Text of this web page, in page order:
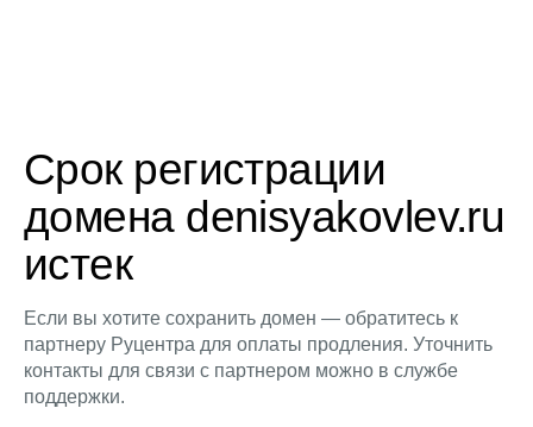
Срок регистрации
домена denisyakovlev.ru
истек
Если вы хотите сохранить домен — обратитесь к
партнеру Руцентра для оплаты продления. Уточнить
контакты для связи с партнером можно в службе
поддержки.